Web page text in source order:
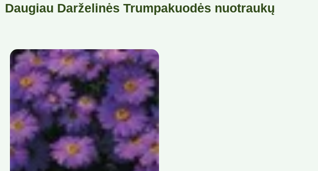
Daugiau Darželinės Trumpakuodės nuotraukų